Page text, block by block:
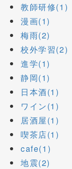
教師研修(1)
漫画(1)
梅雨(2)
校外学習(2)
進学(1)
静岡(1)
日本酒(1)
ワイン(1)
居酒屋(1)
喫茶店(1)
cafe(1)
地震(2)